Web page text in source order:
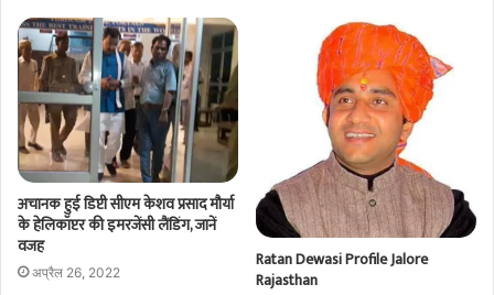
अचानक हुई डिप्टी सीएम केशव प्रसाद मौर्या
के हेलिकॉप्टर की इमरजेंसी लैंडिंग, जानें
वजह
अप्रैल 26, 2022
Ratan Dewasi Profile Jalore
Rajasthan